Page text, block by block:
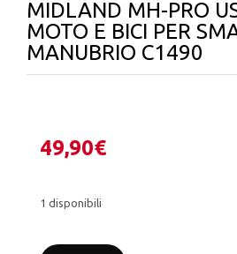
MIDLAND MH-PRO
MOTO E BICI PER
MANUBRIO C1490
49,90€
1 disponibili
MH-